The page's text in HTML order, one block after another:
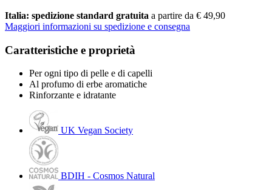
Italia: spedizione standard gratuita a partire da € 49,90
Maggiori informazioni su spedizione e consegna
Caratteristiche e proprietà
Per ogni tipo di pelle e di capelli
Al profumo di erbe aromatiche
Rinforzante e idratante
UK Vegan Society
BDIH - Cosmos Natural